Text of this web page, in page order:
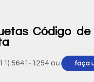
Código
5641-1254 ou faça